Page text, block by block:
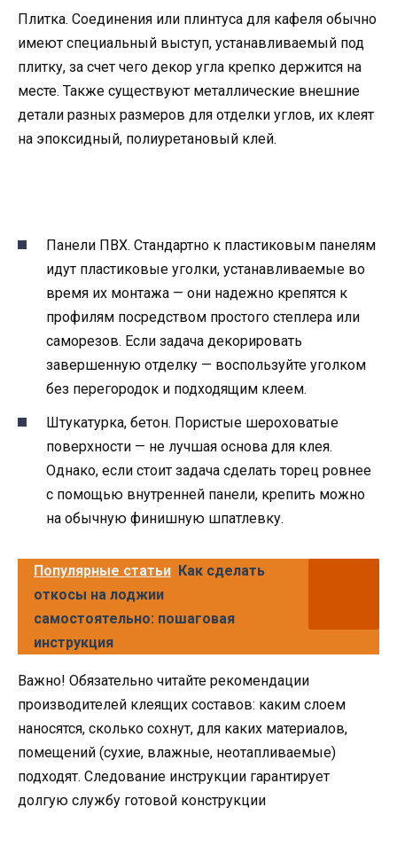
Плитка. Соединения или плинтуса для кафеля обычно
имеют специальный выступ, устанавливаемый под
плитку, за счет чего декор угла крепко держится на
месте. Также существуют металлические внешние
детали разных размеров для отделки углов, их клеят
на эпоксидный, полиуретановый клей.
Панели ПВХ. Стандартно к пластиковым панелям
идут пластиковые уголки, устанавливаемые во
время их монтажа — они надежно крепятся к
профилям посредством простого степлера или
саморезов. Если задача декорировать
завершенную отделку — воспользуйте уголком
без перегородок и подходящим клеем.
Штукатурка, бетон. Пористые шероховатые
поверхности — не лучшая основа для клея.
Однако, если стоит задача сделать торец ровнее
с помощью внутренней панели, крепить можно
на обычную финишную шпатлевку.
Популярные статьи Как сделать
откосы на лоджии
самостоятельно: пошаговая
инструкция
Важно! Обязательно читайте рекомендации
производителей клеящих составов: каким слоем
наносятся, сколько сохнут, для каких материалов,
помещений (сухие, влажные, неотапливаемые)
подходят. Следование инструкции гарантирует
долгую службу готовой конструкции